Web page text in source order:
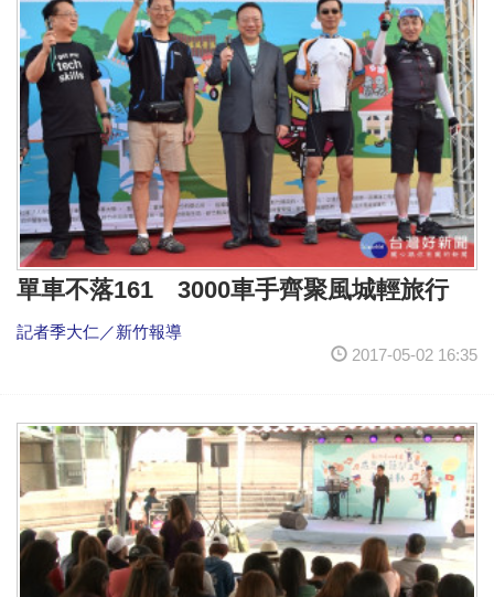
單車不落161 3000車手齊聚風城輕旅行
記者季大仁／新竹報導
2017-05-02 16:35